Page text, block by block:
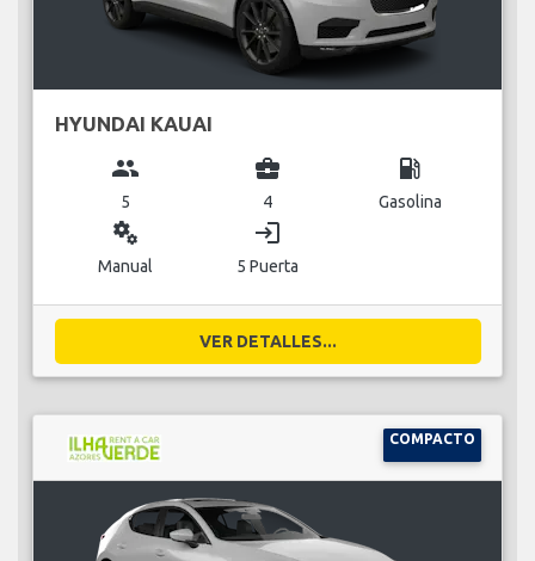
HYUNDAI KAUAI
group
5
business_center
4
local_gas_station
Gasolina
miscellaneous_services
Manual
login
5 Puerta
VER DETALLES...
COMPACTO